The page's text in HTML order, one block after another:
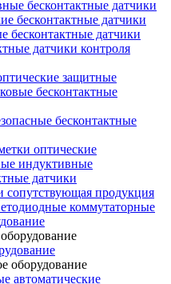
бесконтактные датчики
бесконтактные датчики
бесконтактные датчики
датчики контроля
защитные
бесконтактные
бесконтактные
оптические
индуктивные
датчики
сопутствующая продукция
коммутаторные
оборудование
автоматические